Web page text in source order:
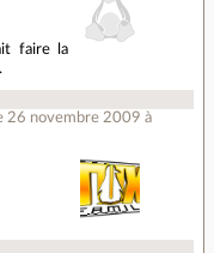
faire la
26 novembre 2009 à